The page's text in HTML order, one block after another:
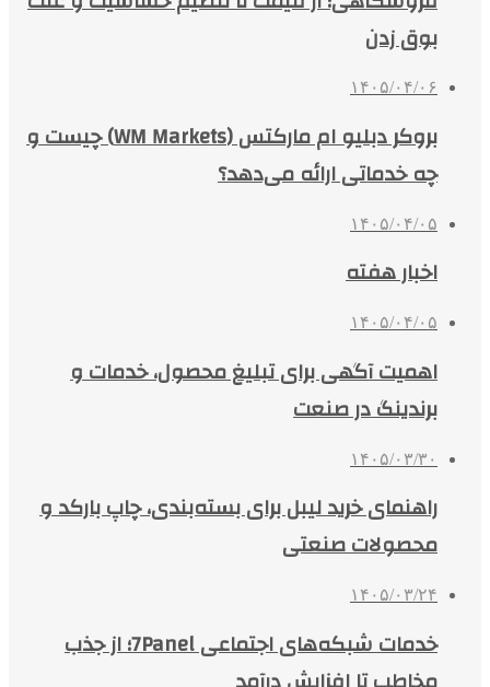
بوق زدن
۱۴۰۵/۰۴/۰۶
بروکر دبلیو ام مارکتس (WM Markets) چیست و
چه خدماتی ارائه می‌دهد؟
۱۴۰۵/۰۴/۰۵
اخبار هفته
۱۴۰۵/۰۴/۰۵
اهمیت آگهی برای تبلیغ محصول، خدمات و
برندینگ در صنعت
۱۴۰۵/۰۳/۳۰
راهنمای خرید لیبل برای بسته‌بندی، چاپ بارکد و
محصولات صنعتی
۱۴۰۵/۰۳/۲۴
خدمات شبکه‌های اجتماعی 7Panel؛ از جذب